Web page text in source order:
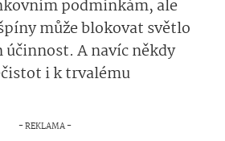
podmínkám, ale
může blokovat světlo
účinnost. A navíc někdy
i k trvalému